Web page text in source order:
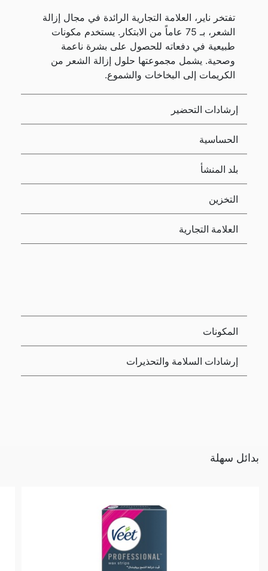
تفتخر ناير، العلامة التجارية الرائدة في مجال إزالة
الشعر، بـ 75 عاماً من الابتكار. يستخدم مكونات
طبيعية في دفعاته للحصول على بشرة ناعمة
وصحية. يشمل مجموعتها حلول إزالة الشعر من
الكريمات إلى البخاخات والشموع.
إرشادات التحضير
الحساسية
بلد المنشأ
التخزين
العلامة التجارية
المكونات
إرشادات السلامة والتحذيرات
بدائل سهلة